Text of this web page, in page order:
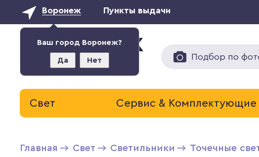
Воронеж
Ваш город Воронеж?
Да Нет
Пункты выдачи
Подбор по
Свет Сервис & Комплектующие
Главная Свет Светильники Точечные